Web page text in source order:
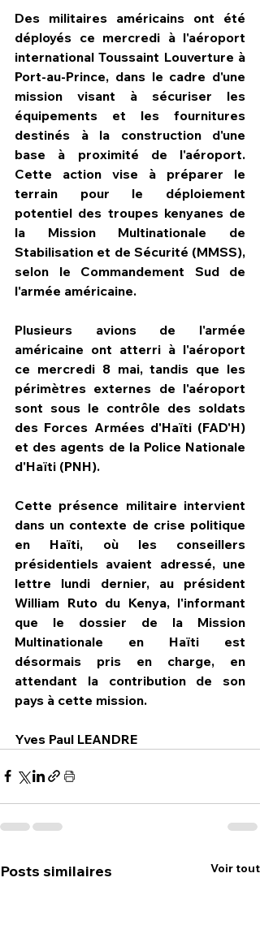
HPN Live
Des militaires américains ont été
déployés ce mercredi à l'aéroport
international Toussaint Louverture à
Port-au-Prince, dans le cadre d'une
mission visant à sécuriser les
équipements et les fournitures
destinés à la construction d'une
base à proximité de l'aéroport.
Cette action vise à préparer le
terrain pour le déploiement
potentiel des troupes kenyanes de
la Mission Multinationale de
Stabilisation et de Sécurité (MMSS),
selon le Commandement Sud de
l'armée américaine.
Plusieurs avions de l'armée
américaine ont atterri à l'aéroport
ce mercredi 8 mai, tandis que les
périmètres externes de l'aéroport
sont sous le contrôle des soldats
des Forces Armées d'Haïti (FAD'H)
et des agents de la Police Nationale
d'Haïti (PNH).
Cette présence militaire intervient
dans un contexte de crise politique
en Haïti, où les conseillers
présidentiels avaient adressé, une
lettre lundi dernier, au président
William Ruto du Kenya, l'informant
que le dossier de la Mission
Multinationale en Haïti est
désormais pris en charge, en
attendant la contribution de son
pays à cette mission.
Yves Paul LEANDRE
Posts similaires Voir tout